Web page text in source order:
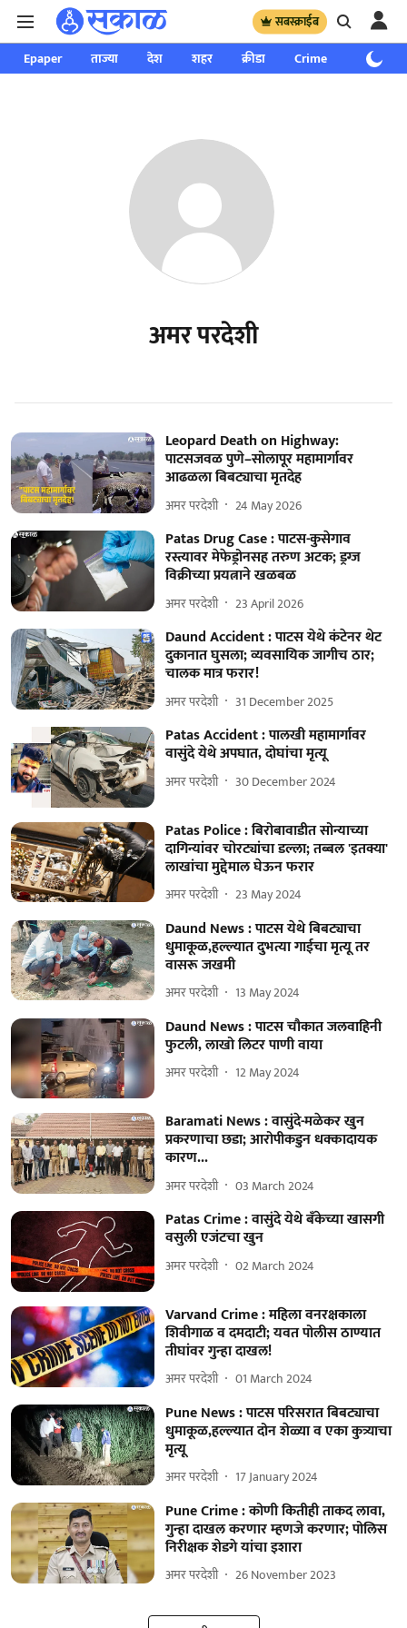
सबस्क्राईब
Epaper ताज्या देश शहर क्रीडा Crime साप्ताहिक
अमर परदेशी
Leopard Death on Highway:
पाटसजवळ पुणे–सोलापूर महामार्गावर
आढळला बिबट्याचा मृतदेह
अमर परदेशी 24 May 2026
Patas Drug Case : पाटस-कुसेगाव
रस्त्यावर मेफेड्रोनसह तरुण अटक; ड्रग्ज
विक्रीच्या प्रयत्नाने खळबळ
अमर परदेशी 23 April 2026
Daund Accident : पाटस येथे कंटेनर थेट
दुकानात घुसला; व्यवसायिक जागीच ठार;
चालक मात्र फरार!
अमर परदेशी 31 December 2025
Patas Accident : पालखी महामार्गावर
वासुंदे येथे अपघात, दोघांचा मृत्यू
अमर परदेशी 30 December 2024
Patas Police : बिरोबावाडीत सोन्याच्या
दागिन्यांवर चोरट्यांचा डल्ला; तब्बल 'इतक्या'
लाखांचा मुद्देमाल घेऊन फरार
अमर परदेशी 23 May 2024
Daund News : पाटस येथे बिबट्याचा
धुमाकूळ,हल्ल्यात दुभत्या गाईचा मृत्यू तर
वासरू जखमी
अमर परदेशी 13 May 2024
Daund News : पाटस चौकात जलवाहिनी
फुटली, लाखो लिटर पाणी वाया
अमर परदेशी 12 May 2024
Baramati News : वासुंदे-मळेकर खुन
प्रकरणाचा छडा; आरोपीकडुन धक्कादायक
कारण...
अमर परदेशी 03 March 2024
Patas Crime : वासुंदे येथे बॅंकेच्या खासगी
वसुली एजंटचा खुन
अमर परदेशी 02 March 2024
Varvand Crime : महिला वनरक्षकाला
शिवीगाळ व दमदाटी; यवत पोलीस ठाण्यात
तीघांवर गुन्हा दाखल!
अमर परदेशी 01 March 2024
Pune News : पाटस परिसरात बिबट्याचा
धुमाकूळ,हल्ल्यात दोन शेळ्या व एका कुत्र्याचा
मृत्यू
अमर परदेशी 17 January 2024
Pune Crime : कोणी कितीही ताकद लावा,
गुन्हा दाखल करणार म्हणजे करणार; पोलिस
निरीक्षक शेडगे यांचा इशारा
अमर परदेशी 26 November 2023